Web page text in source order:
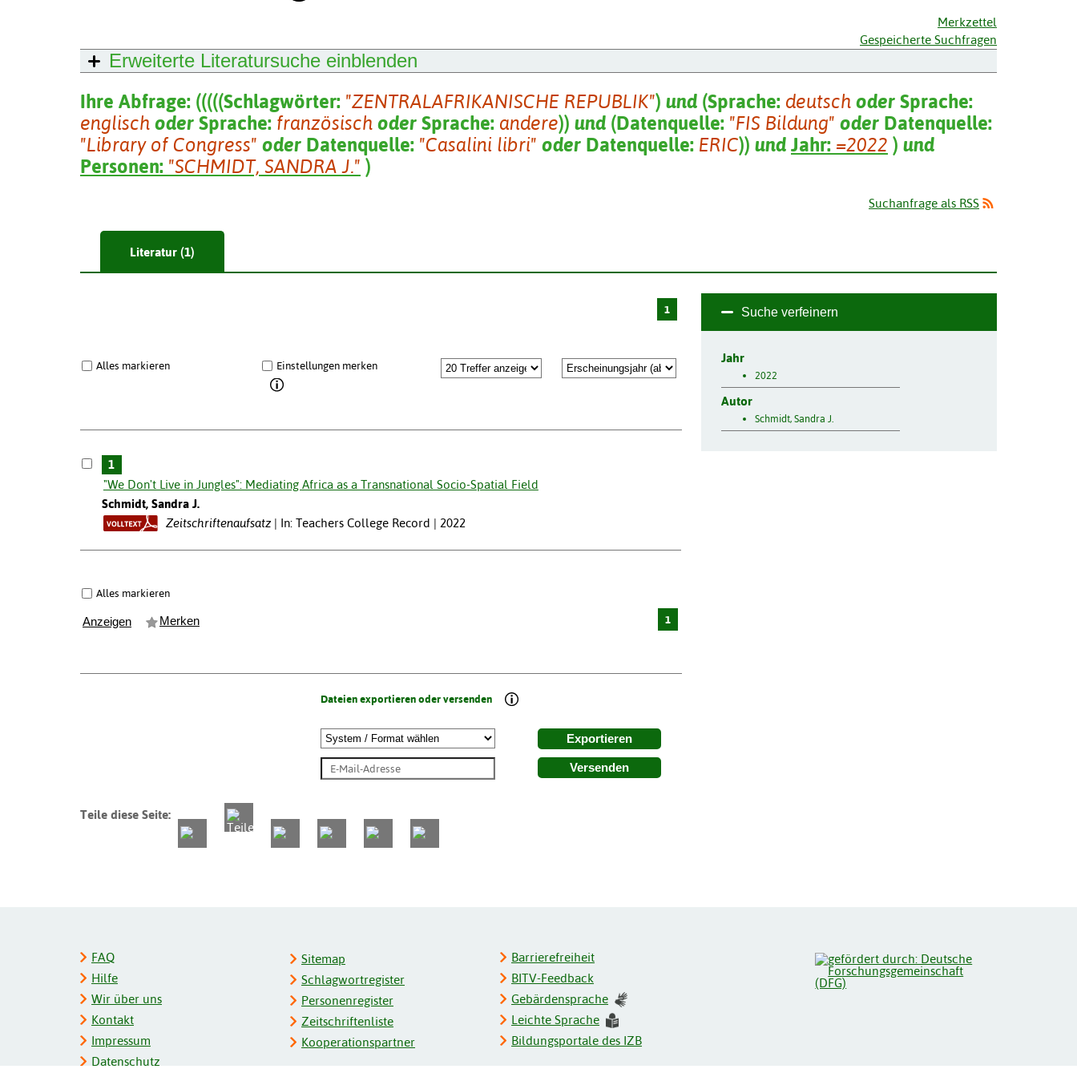
Merkzettel
Gespeicherte Suchfragen
Erweiterte Literatursuche einblenden
Ihre Abfrage: (((((Schlagwörter: "ZENTRALAFRIKANISCHE REPUBLIK") und (Sprache: deutsch oder Sprache:
englisch oder Sprache: französisch oder Sprache: andere)) und (Datenquelle: "FIS Bildung" oder Datenquelle:
"Library of Congress" oder Datenquelle: "Casalini libri" oder Datenquelle: ERIC)) und Jahr: =2022 ) und
Personen: "SCHMIDT, SANDRA J." )
Suchanfrage als RSS
Literatur (1)
1
Alles markieren Einstellungen merken
1
"We Don't Live in Jungles": Mediating Africa as a Transnational Socio-Spatial Field
Schmidt, Sandra J.
Zeitschriftenaufsatz
In: Teachers College Record | 2022
Alles markieren
Anzeigen Merken 1
Dateien exportieren oder versenden
Exportieren
Versenden
Suche verfeinern
Jahr
2022
Autor
Schmidt, Sandra J.
Teile diese Seite:
FAQ
Hilfe
Wir über uns
Kontakt
Impressum
Datenschutz
Sitemap
Schlagwortregister
Personenregister
Zeitschriftenliste
Kooperationspartner
Barrierefreiheit
BITV-Feedback
Gebärdensprache
Leichte Sprache
Bildungsportale des IZB